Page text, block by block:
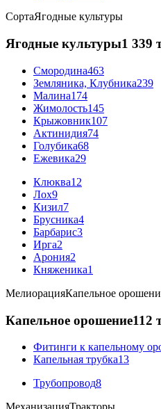
СортаЯгодные культуры
Ягодные культуры1 339
Смородина463
Земляника, Клубника239
Малина174
Жимолость145
Крыжовник107
Актинидия74
Голубика68
Ежевика29
Клюква12
Лох9
Кизил7
Брусника4
Барбарис3
Ирга2
Арония2
Княженика1
МелиорацияКапельное
Капельное орошение112
Фитинги к капельному
Капельная трубка13
Трубопровод8